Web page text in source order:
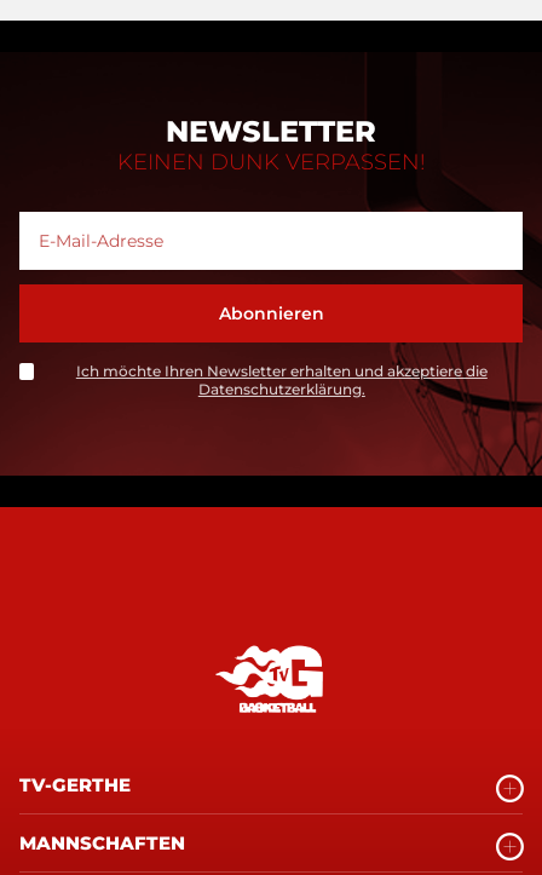
NEWSLETTER
KEINEN DUNK VERPASSEN!
Ich möchte Ihren Newsletter erhalten und akzeptiere die
Datenschutzerklärung.
TV-GERTHE
MANNSCHAFTEN